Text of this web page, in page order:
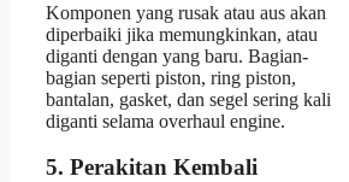
Komponen yang rusak atau aus akan
diperbaiki jika memungkinkan, atau
diganti dengan yang baru. Bagian-
bagian seperti piston, ring piston,
bantalan, gasket, dan segel sering kali
diganti selama overhaul engine.
5. Perakitan Kembali